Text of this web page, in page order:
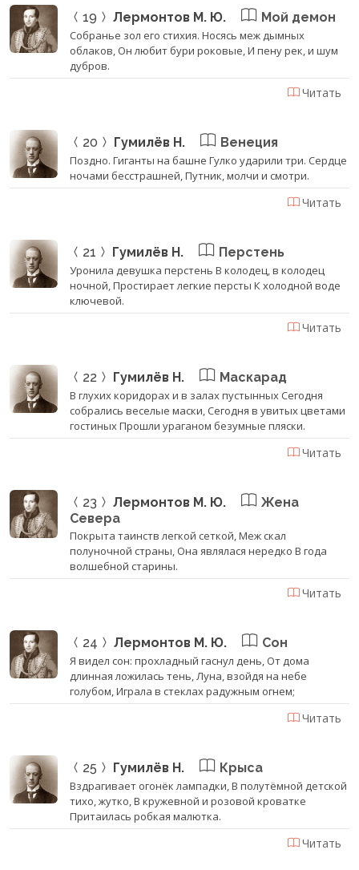
19 Лермонтов М. Ю. Мой демон
Собранье зол его стихия. Носясь меж дымных
облаков, Он любит бури роковые, И пену рек, и шум
дубров.
Читать
20 Гумилёв Н. Венеция
Поздно. Гиганты на башне Гулко ударили три. Сердце
ночами бесстрашней, Путник, молчи и смотри.
Читать
21 Гумилёв Н. Перстень
Уронила девушка перстень В колодец, в колодец
ночной, Простирает легкие персты К холодной воде
ключевой.
Читать
22 Гумилёв Н. Маскарад
В глухих коридорах и в залах пустынных Сегодня
собрались веселые маски, Сегодня в увитых цветами
гостиных Прошли ураганом безумные пляски.
Читать
23 Лермонтов М. Ю.
Жена
Севера
Покрыта таинств легкой сеткой, Меж скал
полуночной страны, Она являлася нередко В года
волшебной старины.
Читать
24 Лермонтов М. Ю. Сон
Я видел сон: прохладный гаснул день, От дома
длинная ложилась тень, Луна, взойдя на небе
голубом, Играла в стеклах радужным огнем;
Читать
25 Гумилёв Н. Крыса
Вздрагивает огонёк лампадки, В полутёмной детской
тихо, жутко, В кружевной и розовой кроватке
Притаилась робкая малютка.
Читать